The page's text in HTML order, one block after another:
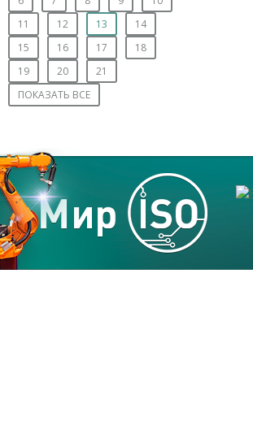
11
12 13
14
15
16 17
18
19
20
21
ПОКАЗАТЬ ВСЕ